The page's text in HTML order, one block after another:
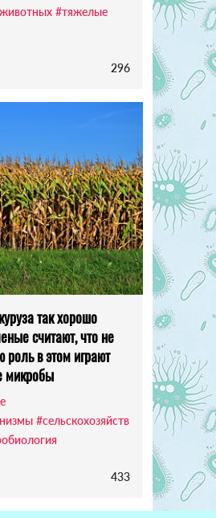
#тяжелые
296
так хорошо
считают, что не
в этом играют
микробы
#сельскохозяйств
433